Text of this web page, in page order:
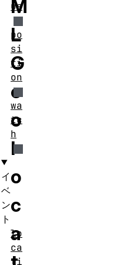
M
L
G
e
o
l
o
c
a
us
po
si
ti
on
wa
tc
h
イ
ベ
ン
ト
lo
ca
ti